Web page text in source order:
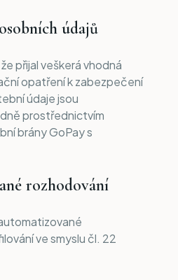
údajů
přijal veškerá vhodná
opatření k zabezpečení
údaje jsou
prostřednictvím
brány GoPay s
rozhodování
ve smyslu čl. 22